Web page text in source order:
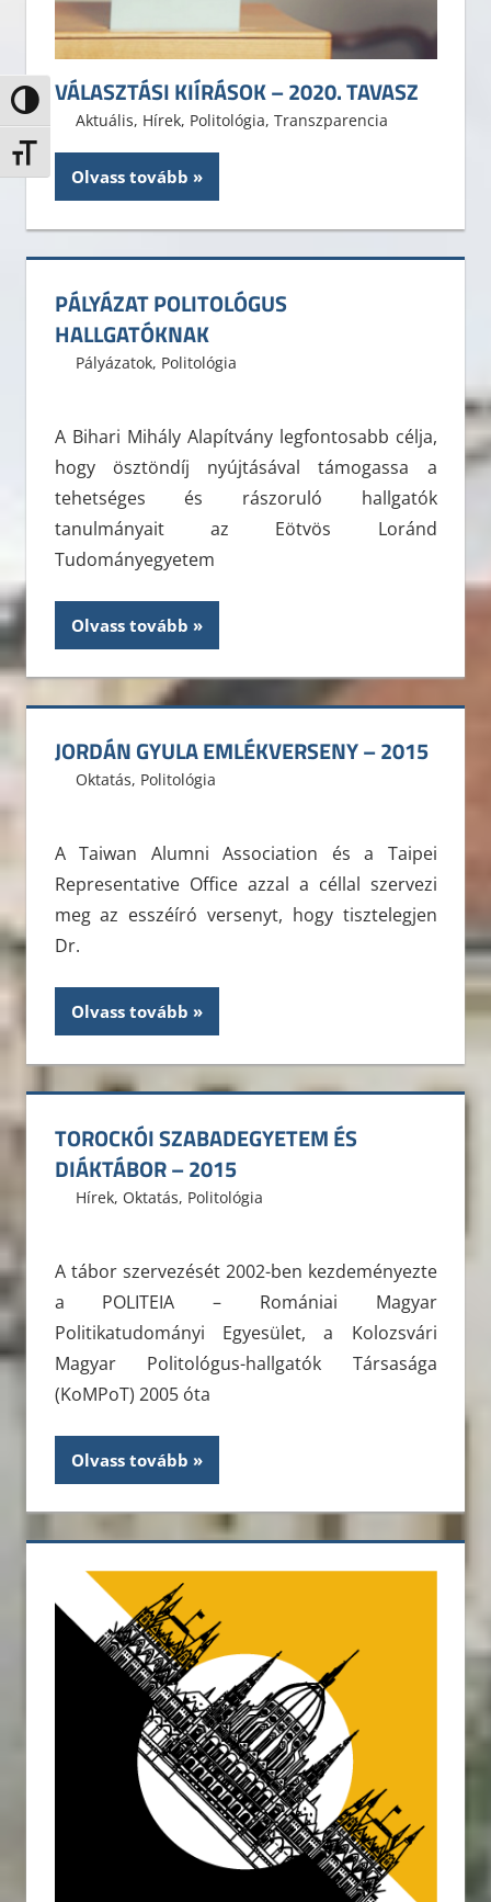
Nagy kontraszt váltása
Betűméret váltása
VÁLASZTÁSI KIÍRÁSOK – 2020. TAVASZ
2020. március 6.
ELTE ÁJK HÖK
Aktuális, Hírek, Politológia,Transzparencia
Olvass tovább
PÁLYÁZAT POLITOLÓGUS
HALLGATÓKNAK
2015. június 24.
ELTE ÁJK HÖK
Pályázatok, Politológia
A Bihari Mihály Alapítvány legfontosabb célja,
hogy ösztöndíj nyújtásával támogassa a
tehetséges és rászoruló hallgatók
tanulmányait az Eötvös Loránd
Tudományegyetem
Olvass tovább
JORDÁN GYULA EMLÉKVERSENY – 2015
2015. május 8.
ELTE ÁJK HÖK
Oktatás, Politológia
A Taiwan Alumni Association és a Taipei
Representative Office azzal a céllal szervezi
meg az esszéíró versenyt, hogy tisztelegjen
Dr.
Olvass tovább
TOROCKÓI SZABADEGYETEM ÉS
DIÁKTÁBOR – 2015
2015. május 8.
ELTE ÁJK HÖK
Hírek, Oktatás, Politológia
A tábor szervezését 2002-ben kezdeményezte
a POLITEIA – Romániai Magyar
Politikatudományi Egyesület, a Kolozsvári
Magyar Politológus-hallgatók Társasága
(KoMPoT) 2005 óta
Olvass tovább